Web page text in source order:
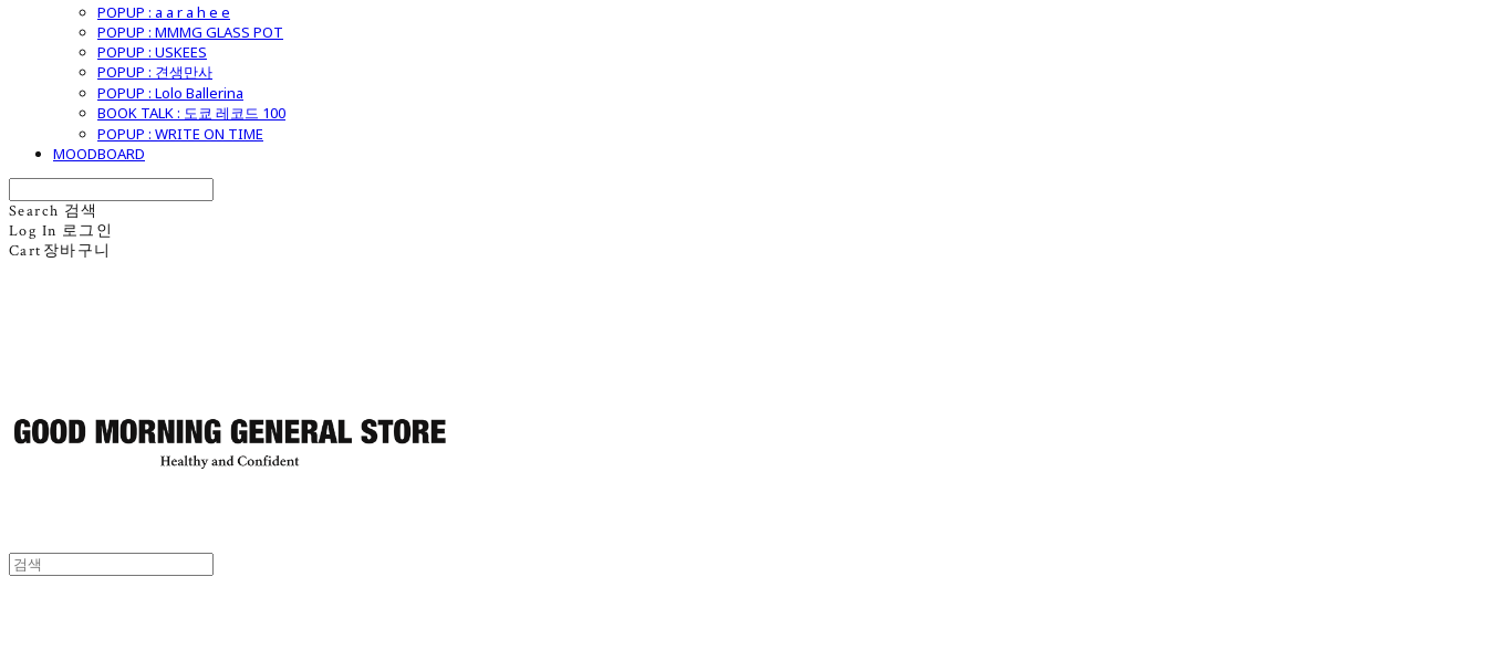
POPUP : a a r a h e e
POPUP : MMMG GLASS POT
POPUP : USKEES
POPUP : 견생만사
POPUP : Lolo Ballerina
BOOK TALK : 도쿄 레코드 100
POPUP : WRITE ON TIME
MOODBOARD
Search 검색
Log In 로그인
Cart 장바구니